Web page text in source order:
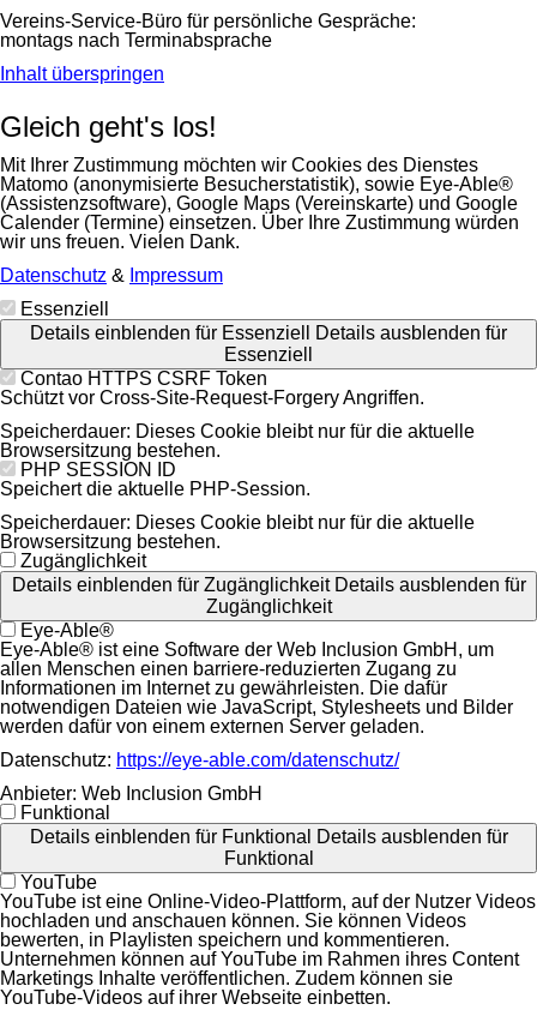
Vereins-Service-Büro für persönliche Gespräche:
montags nach Terminabsprache
Inhalt überspringen
Gleich geht's los!
Mit Ihrer Zustimmung möchten wir Cookies des Dienstes
Matomo (anonymisierte Besucherstatistik), sowie Eye-Able®
(Assistenzsoftware), Google Maps (Vereinskarte) und Google
Calender (Termine) einsetzen. Über Ihre Zustimmung würden
wir uns freuen. Vielen Dank.
Datenschutz & Impressum
Essenziell
Details einblenden für Essenziell Details ausblenden für
Essenziell
Contao HTTPS CSRF Token
Schützt vor Cross-Site-Request-Forgery Angriffen.
Speicherdauer: Dieses Cookie bleibt nur für die aktuelle
Browsersitzung bestehen.
PHP SESSION ID
Speichert die aktuelle PHP-Session.
Speicherdauer: Dieses Cookie bleibt nur für die aktuelle
Browsersitzung bestehen.
Zugänglichkeit
Details einblenden für Zugänglichkeit Details ausblenden für
Zugänglichkeit
Eye-Able®
Eye-Able® ist eine Software der Web Inclusion GmbH, um
allen Menschen einen barriere-reduzierten Zugang zu
Informationen im Internet zu gewährleisten. Die dafür
notwendigen Dateien wie JavaScript, Stylesheets und Bilder
werden dafür von einem externen Server geladen.
Datenschutz: https://eye-able.com/datenschutz/
Anbieter: Web Inclusion GmbH
Funktional
Details einblenden für Funktional Details ausblenden für
Funktional
YouTube
YouTube ist eine Online-Video-Plattform, auf der Nutzer Videos
hochladen und anschauen können. Sie können Videos
bewerten, in Playlisten speichern und kommentieren.
Unternehmen können auf YouTube im Rahmen ihres Content
Marketings Inhalte veröffentlichen. Zudem können sie
YouTube-Videos auf ihrer Webseite einbetten.